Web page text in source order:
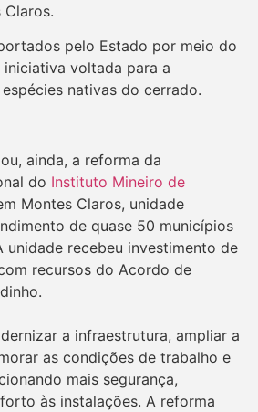
Claros.
pelo Estado por meio do
iniciativa voltada para a
nativas do cerrado.
ainda, a reforma da
do Instituto Mineiro de
Montes Claros, unidade
de quase 50 municípios
unidade recebeu investimento de
recursos do Acordo de
a infraestrutura, ampliar a
as condições de trabalho e
mais segurança,
às instalações. A reforma